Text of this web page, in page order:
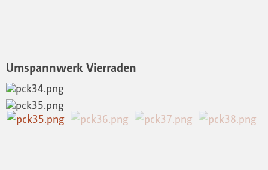
Umspannwerk Vierraden